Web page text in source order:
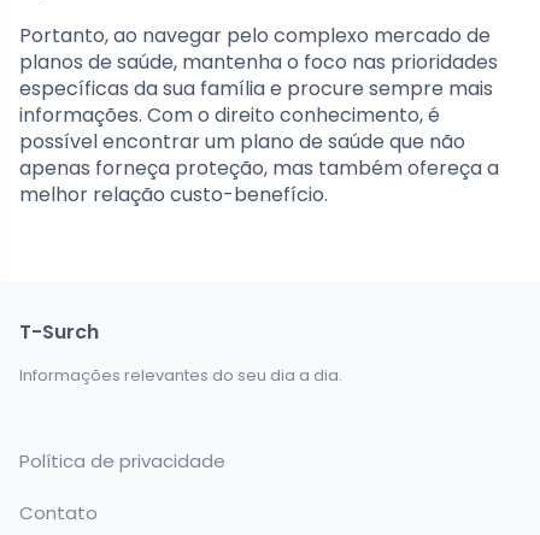
Portanto, ao navegar pelo complexo mercado de
planos de saúde, mantenha o foco nas prioridades
específicas da sua família e procure sempre mais
informações. Com o direito conhecimento, é
possível encontrar um plano de saúde que não
apenas forneça proteção, mas também ofereça a
melhor relação custo-benefício.
T-Surch
Informações relevantes do seu dia a dia.
Política de privacidade
Contato